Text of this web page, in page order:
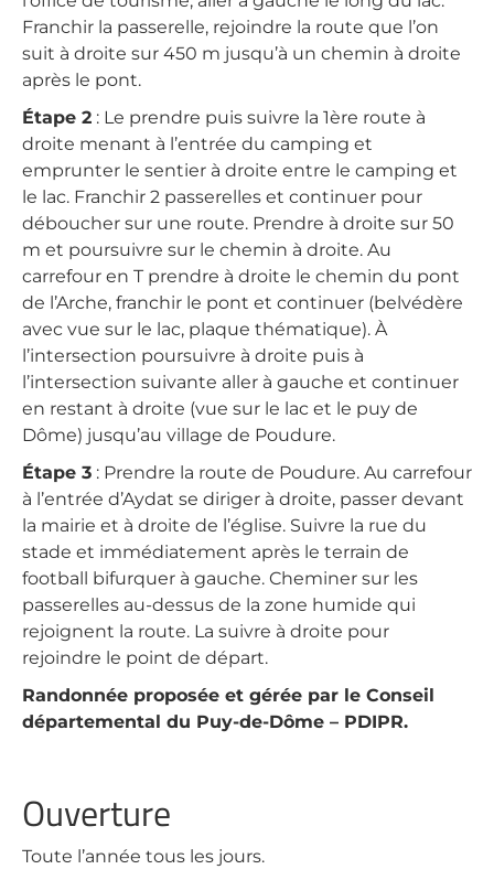
Franchir la passerelle, rejoindre la route que l’on
suit à droite sur 450 m jusqu’à un chemin à droite
après le pont.
Étape 2 : Le prendre puis suivre la 1ère route à
droite menant à l’entrée du camping et
emprunter le sentier à droite entre le camping et
le lac. Franchir 2 passerelles et continuer pour
déboucher sur une route. Prendre à droite sur 50
m et poursuivre sur le chemin à droite. Au
carrefour en T prendre à droite le chemin du pont
de l’Arche, franchir le pont et continuer (belvédère
avec vue sur le lac, plaque thématique). À
l’intersection poursuivre à droite puis à
l’intersection suivante aller à gauche et continuer
en restant à droite (vue sur le lac et le puy de
Dôme) jusqu’au village de Poudure.
Étape 3 : Prendre la route de Poudure. Au carrefour
à l’entrée d’Aydat se diriger à droite, passer devant
la mairie et à droite de l’église. Suivre la rue du
stade et immédiatement après le terrain de
football bifurquer à gauche. Cheminer sur les
passerelles au-dessus de la zone humide qui
rejoignent la route. La suivre à droite pour
rejoindre le point de départ.
Randonnée proposée et gérée par le Conseil
départemental du Puy-de-Dôme – PDIPR.
Ouverture
Toute l’année tous les jours.